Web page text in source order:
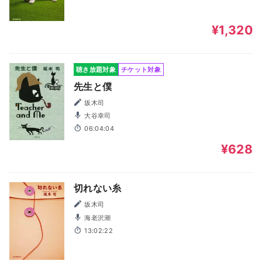
¥1,320
聴き放題対象 チケット対象
先生と僕
坂木司
大谷幸司
06:04:04
¥628
切れない糸
坂木司
海老沢潮
13:02:22